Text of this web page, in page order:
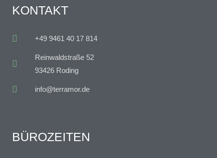
KONTAKT
+49 9461 40 17 814
Reinwaldstraße 52
93426 Roding
info@terramor.de
BÜROZEITEN